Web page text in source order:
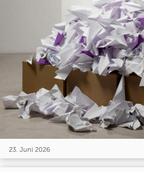
23. Juni 2026